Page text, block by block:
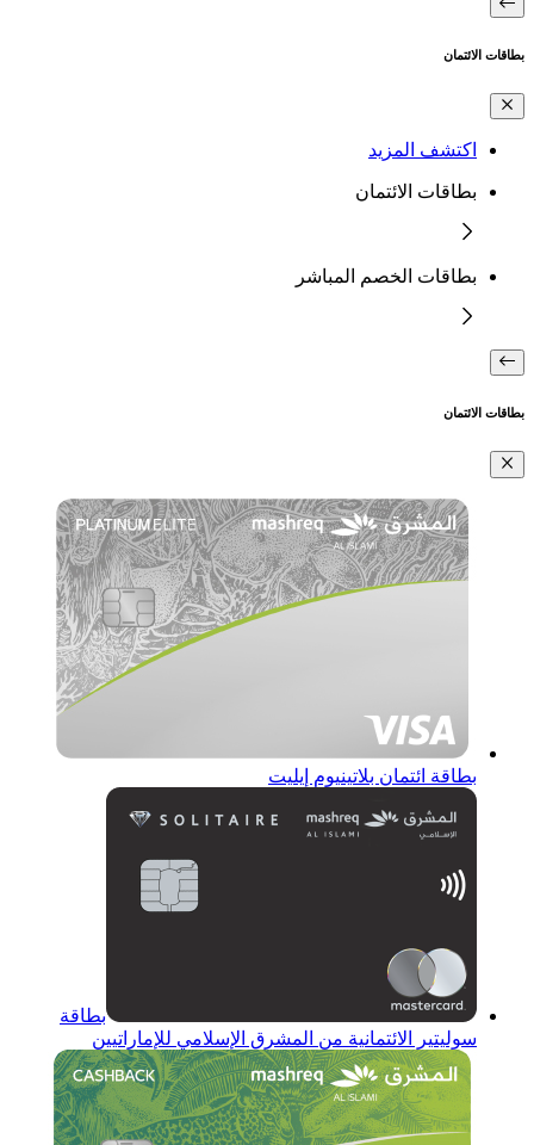
بطاقات الائتمان
اكتشف المزيد
بطاقات الائتمان
بطاقات الخصم المباشر
بطاقات الائتمان
بطاقة ائتمان بلاتينيوم إيليت
بطاقة
سوليتير الائتمانية من المشرق الإسلامي للإماراتيين